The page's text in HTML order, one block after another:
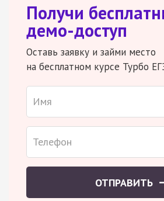
Получи
демо-доступ
Оставь заявку и займи место
на бесплатном курсе Турбо
ОТПРАВИТЬ